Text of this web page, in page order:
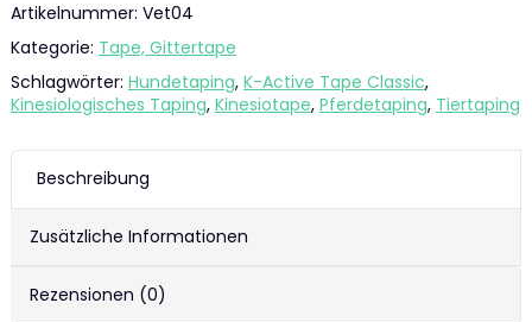
1er-
Box,
x
5m,
Menge
Artikelnummer: Vet04
Kategorie: Tape, Gittertape
Schlagwörter: Hundetaping, K-Active Tape Classic,
Kinesiologisches Taping, Kinesiotape, Pferdetaping, Tiertaping
Beschreibung
Zusätzliche Informationen
Rezensionen (0)